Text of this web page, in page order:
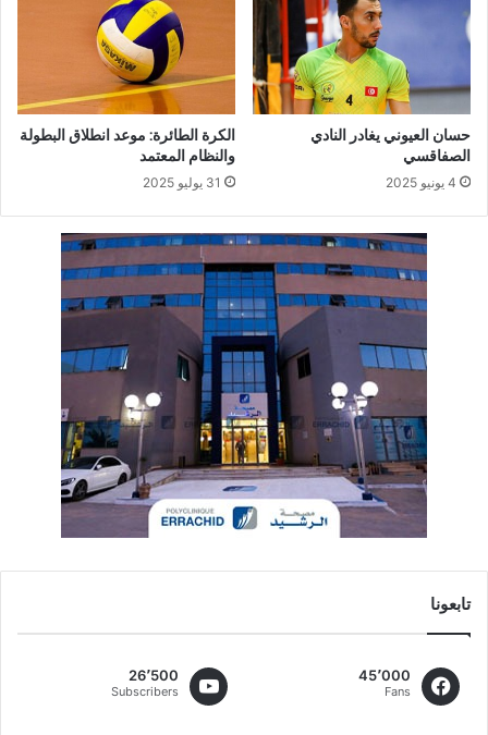
حسان العيوني يغادر النادي
الصفاقسي
4 يونيو 2025
الكرة الطائرة: موعد انطلاق البطولة
والنظام المعتمد
31 يوليو 2025
تابعونا
45٬000
Fans
26٬500
Subscribers